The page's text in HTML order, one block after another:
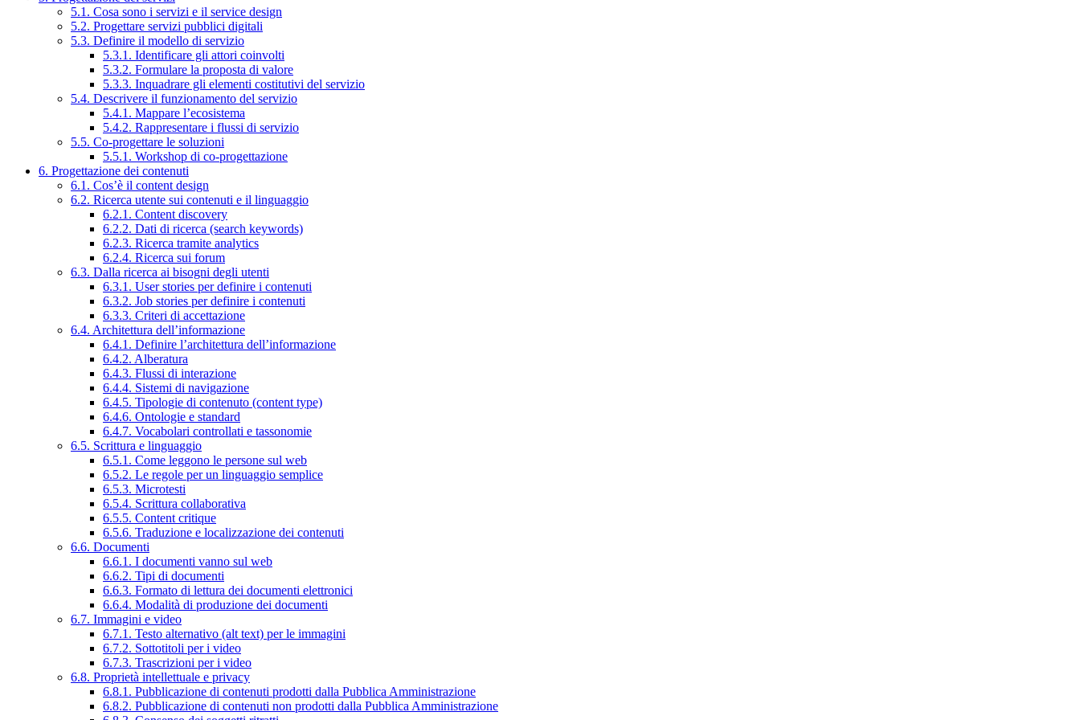
5.1. Cosa sono i servizi e il service design
5.2. Progettare servizi pubblici digitali
5.3. Definire il modello di servizio
5.3.1. Identificare gli attori coinvolti
5.3.2. Formulare la proposta di valore
5.3.3. Inquadrare gli elementi costitutivi del servizio
5.4. Descrivere il funzionamento del servizio
5.4.1. Mappare l’ecosistema
5.4.2. Rappresentare i flussi di servizio
5.5. Co-progettare le soluzioni
5.5.1. Workshop di co-progettazione
6. Progettazione dei contenuti
6.1. Cos’è il content design
6.2. Ricerca utente sui contenuti e il linguaggio
6.2.1. Content discovery
6.2.2. Dati di ricerca (search keywords)
6.2.3. Ricerca tramite analytics
6.2.4. Ricerca sui forum
6.3. Dalla ricerca ai bisogni degli utenti
6.3.1. User stories per definire i contenuti
6.3.2. Job stories per definire i contenuti
6.3.3. Criteri di accettazione
6.4. Architettura dell’informazione
6.4.1. Definire l’architettura dell’informazione
6.4.2. Alberatura
6.4.3. Flussi di interazione
6.4.4. Sistemi di navigazione
6.4.5. Tipologie di contenuto (content type)
6.4.6. Ontologie e standard
6.4.7. Vocabolari controllati e tassonomie
6.5. Scrittura e linguaggio
6.5.1. Come leggono le persone sul web
6.5.2. Le regole per un linguaggio semplice
6.5.3. Microtesti
6.5.4. Scrittura collaborativa
6.5.5. Content critique
6.5.6. Traduzione e localizzazione dei contenuti
6.6. Documenti
6.6.1. I documenti vanno sul web
6.6.2. Tipi di documenti
6.6.3. Formato di lettura dei documenti elettronici
6.6.4. Modalità di produzione dei documenti
6.7. Immagini e video
6.7.1. Testo alternativo (alt text) per le immagini
6.7.2. Sottotitoli per i video
6.7.3. Trascrizioni per i video
6.8. Proprietà intellettuale e privacy
6.8.1. Pubblicazione di contenuti prodotti dalla Pubblica Amministrazione
6.8.2. Pubblicazione di contenuti non prodotti dalla Pubblica Amministrazione